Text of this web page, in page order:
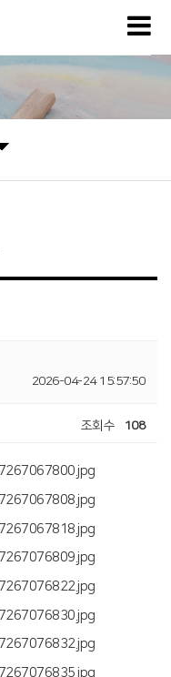
2026-04-24 15:57:50
조회수 108